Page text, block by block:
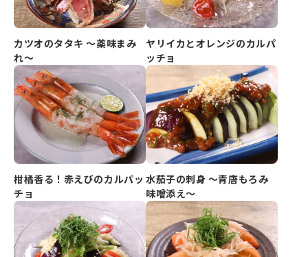
カツオのタタキ ～薬味まみ
れ～
ヤリイカとオレンジのカルパ
ッチョ
柑橘香る！赤えびのカルパッ
チョ
水茄子の刺身 ～青唐もろみ
味噌添え～